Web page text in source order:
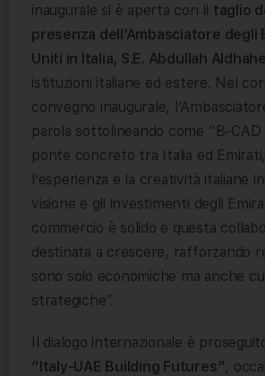
inaugurale si è aperta con il taglio
presenza dell’Ambasciatore degli
Uniti in Italia, S.E. Abdullah
istituzioni italiane ed estere. Nel
convegno inaugurale,
parola sottolineando come “B-
ponte concreto tra Italia ed
l’esperienza e la creatività italiane
visione e gli investimenti degli
commercio è solido e questa
destinata a crescere, rafforzando
sono solo economiche ma anche
strategiche”.
Il dialogo internazionale è
“Italy-UAE Building Futures”,